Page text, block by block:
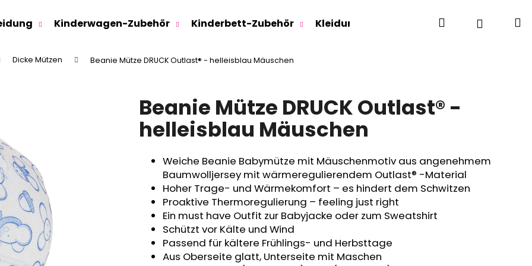
Kinderwagen-Zubehör Kinderbett-Zubehör Kleidung für Jugendliche Für
SuchenLogin
Dicke Mützen Beanie Mütze DRUCK Outlast® - helleisblau Mäuschen
Beanie Mütze DRUCK Outlast® -
helleisblau Mäuschen
Weiche Beanie Babymütze mit Mäuschenmotiv aus angenehmem
Baumwolljersey mit wärmeregulierendem Outlast® -Material
Hoher Trage- und Wärmekomfort – es hindert dem Schwitzen
Proaktive Thermoregulierung – feeling just right
Ein must have Outfit zur Babyjacke oder zum Sweatshirt
Schützt vor Kälte und Wind
Passend für kältere Frühlings- und Herbsttage
Aus Oberseite glatt, Unterseite mit Maschen
Was suchen Sie?
SUCHEN
- DENIM LÖWE
KINDERSITZUNTERLAGE OUTLAST® -